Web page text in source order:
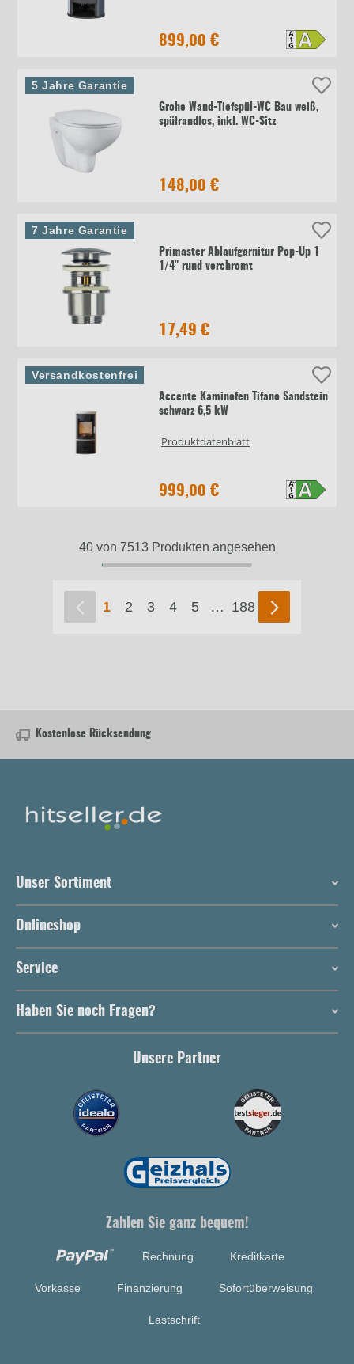
899,00 €
Grohe Wand-Tiefspül-WC Bau weiß,
spülrandlos, inkl. WC-Sitz
148,00 €
5 Jahre Garantie
Primaster Ablaufgarnitur Pop-Up 1
1/4" rund verchromt
17,49 €
7 Jahre Garantie
Accente Kaminofen Tifano Sandstein
schwarz 6,5 kW
Produktdatenblatt
999,00 €
Versandkostenfrei
40 von 7513 Produkten angesehen
1 2 3 4 5 … 188
Kostenlose Rücksendung
Unser Sortiment
Onlineshop
Service
Haben Sie noch Fragen?
Unsere Partner
Zahlen Sie ganz bequem!
Rechnung Kreditkarte
Vorkasse Finanzierung Sofortüberweisung
Lastschrift